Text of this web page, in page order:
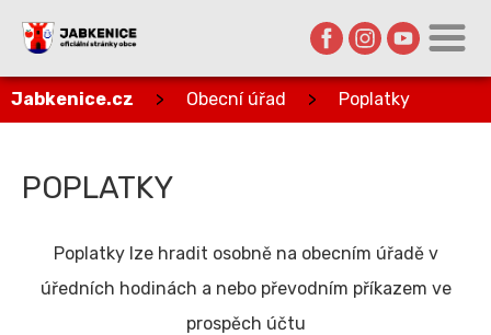
Jabkenice.cz > Obecní úřad > Poplatky
POPLATKY
Poplatky lze hradit osobně na obecním úřadě v
úředních hodinách a nebo převodním příkazem ve
prospěch účtu